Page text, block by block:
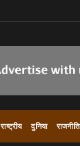
राष्ट्रीय दुनिया राजनीति